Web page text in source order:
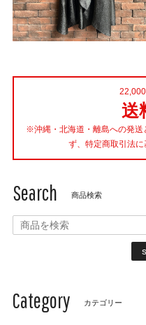
送
※沖縄・北海道・離島への発
ず、特定商取引法
Search 商品検索
Category カテゴリー